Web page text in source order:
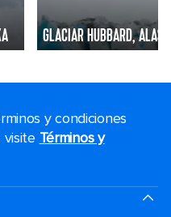
GLACIAR HUBBARD,
y condiciones
visite Términos y